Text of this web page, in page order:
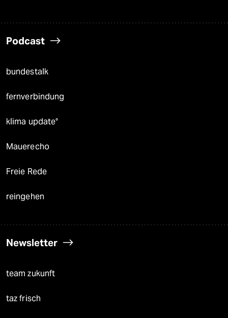
Podcast
bundestalk
fernverbindung
klima update°
Mauerecho
Freie Rede
reingehen
Newsletter
team zukunft
taz frisch